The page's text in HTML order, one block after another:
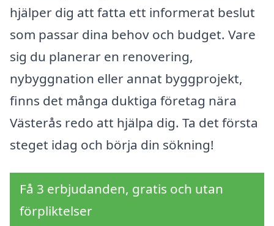
hjälper dig att fatta ett informerat beslut
som passar dina behov och budget. Vare
sig du planerar en renovering,
nybyggnation eller annat byggprojekt,
finns det många duktiga företag nära
Västerås redo att hjälpa dig. Ta det första
steget idag och börja din sökning!
Få 3 erbjudanden, gratis och utan
förpliktelser